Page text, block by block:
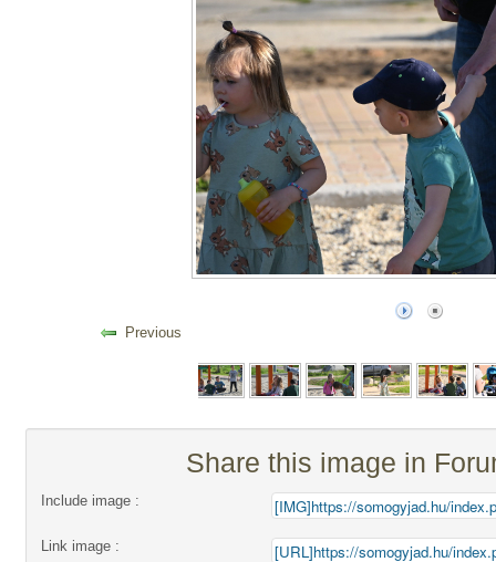
Previous
Share this image in
Include image :
Link image :